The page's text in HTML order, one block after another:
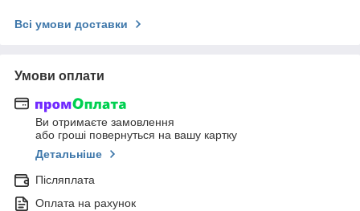
Всі умови доставки
Умови оплати
Ви отримаєте замовлення
або гроші повернуться на вашу картку
Детальніше
Післяплата
Оплата на рахунок